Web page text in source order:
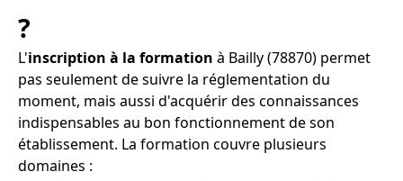
?
L'inscription à la formation à Bailly (78870) permet
pas seulement de suivre la réglementation du
moment, mais aussi d'acquérir des connaissances
indispensables au bon fonctionnement de son
établissement. La formation couvre plusieurs
domaines :